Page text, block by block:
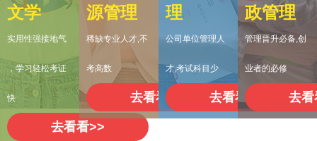
文学
实用性强接地气
，学习轻松考证
快
去看看>>
源管理
稀缺专业人才,不
考高数
去看看>>
理
公司单位管理人
才,考试科目少
去看看>>
政管理
管理晋升必备,创
业者的必修
去